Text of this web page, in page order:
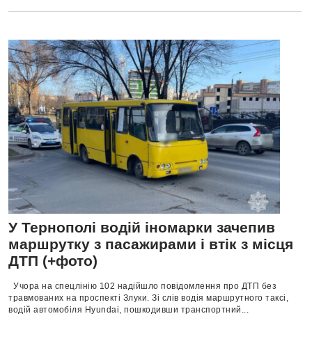
У Тернополі водій іномарки зачепив
маршрутку з пасажирами і втік з місця
ДТП (+фото)
Учора на спецлінію 102 надійшло повідомлення про ДТП без
травмованих на проспекті Злуки. Зі слів водія маршрутного таксі,
водій автомобіля Hyundai, пошкодивши транспортний...